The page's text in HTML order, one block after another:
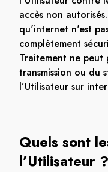
accès non
qu'internet n'est
complètement
Traitement ne
transmission ou du
l’Utilisateur sur
Quels sont
l’Utilisateur ?